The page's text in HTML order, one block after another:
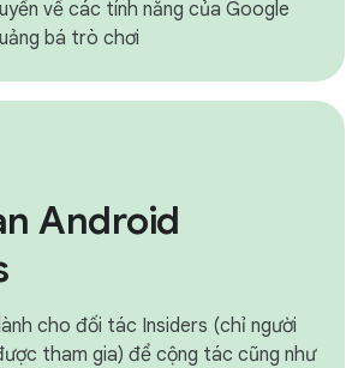
về các tính năng của Google
bá trò chơi
Android
cho đối tác Insiders (chỉ người
tham gia) để cộng tác cũng như